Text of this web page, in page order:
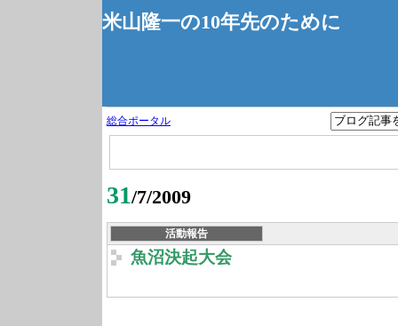
米山隆一の10年先のために
総合ポータル
31/7/2009
活動報告
魚沼決起大会